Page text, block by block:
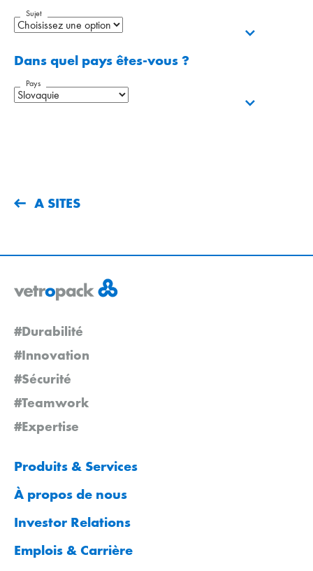
Sujet
Dans quel pays êtes-vous ?
Pays
A SITES
#Durabilité
#Innovation
#Sécurité
#Teamwork
#Expertise
Produits & Services
À propos de nous
Investor Relations
Emplois & Carrière